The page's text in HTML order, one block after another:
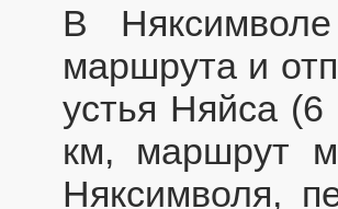
В
маршрута и
устья Няйса
км, маршрут
Няксимволя,